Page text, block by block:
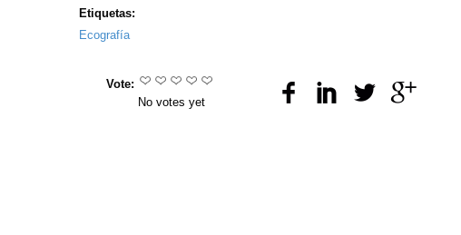
Etiquetas:
Ecografía
Vote:
No votes yet